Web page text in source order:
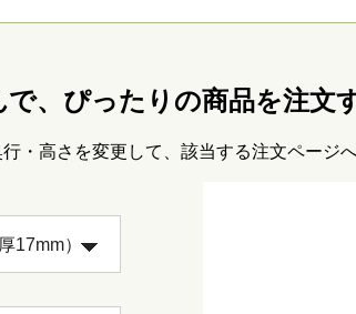
、ぴったりの商品を注文
・高さを変更して、該当する注文ページ